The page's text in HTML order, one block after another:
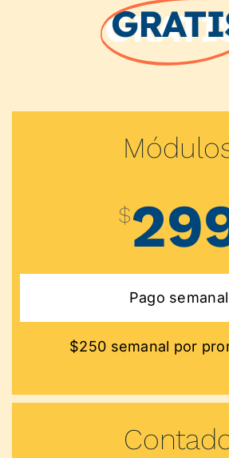
$
Pago semanal
$250 semanal por